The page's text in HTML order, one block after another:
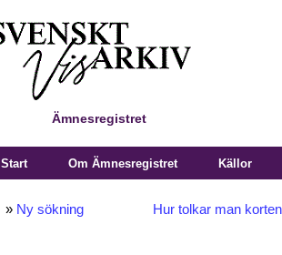
Ämnesregistret
Start Om Ämnesregistret Källor
» Ny sökning Hur tolkar man